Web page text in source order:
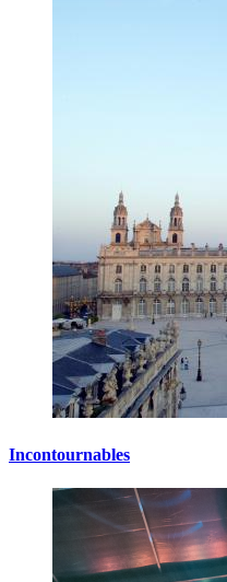
Incontournables